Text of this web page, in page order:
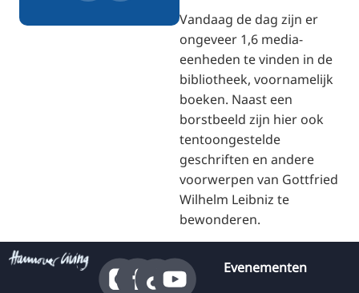
Vandaag de dag zijn er
ongeveer 1,6 media-
eenheden te vinden in de
bibliotheek, voornamelijk
boeken. Naast een
borstbeeld zijn hier ook
tentoongestelde
geschriften en andere
voorwerpen van Gottfried
Wilhelm Leibniz te
bewonderen.
Evenementen